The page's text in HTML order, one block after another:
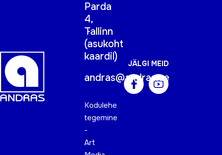
Parda
4,
Tallinn
(asukoht
kaardil)
andras@andras.ee
Kodulehe
tegemine
-
Art
JÄLGI MEID